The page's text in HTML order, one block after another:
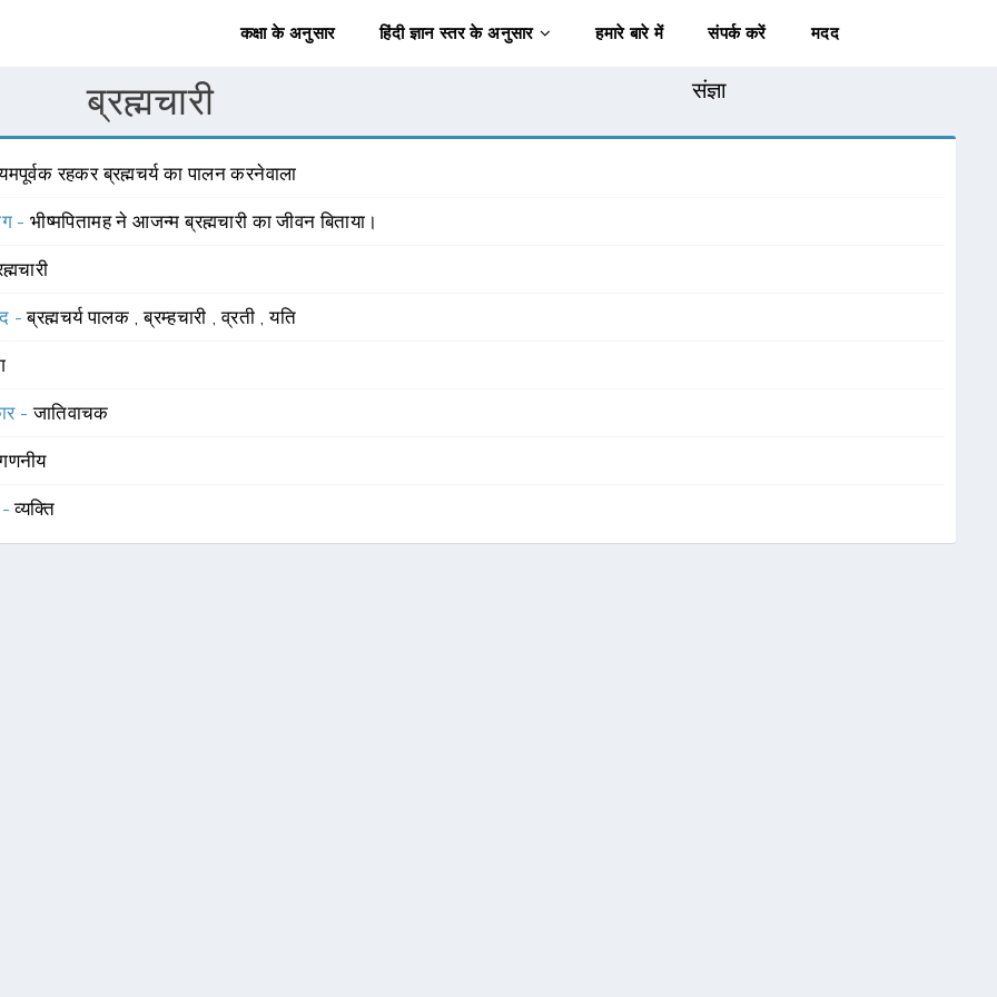
कक्षा के अनुसार हिंदी ज्ञान स्तर के अनुसार हमारे बारे में संपर्क करें मदद
ब्रह्मचारी संज्ञा
रहकर ब्रह्मचर्य का पालन करनेवाला
-भीष्मपितामह ने आजन्म ब्रह्मचारी का जीवन बिताया।
-ब्रह्मचर्य पालक ,ब्रम्हचारी ,व्रती ,यति
-जातिवाचक
-व्यक्ति